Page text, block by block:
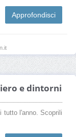
Approfondisci
e dintorni
tutto l'anno. Scoprili